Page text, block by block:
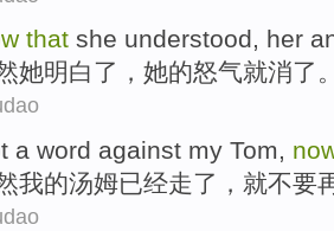
that she understood, her
她明白了 ， 她的怒气就消了
a word against my Tom,
我的汤姆已经走了，就不要